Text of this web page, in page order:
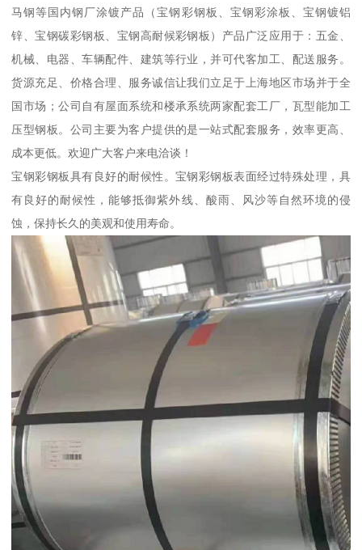
马钢等国内钢厂涂镀产品（宝钢彩钢板、宝钢彩涂板、宝钢镀铝
锌、宝钢碳彩钢板、宝钢高耐候彩钢板）产品广泛应用于：五金、
机械、电器、车辆配件、建筑等行业，并可代客加工、配送服务。
货源充足、价格合理、服务诚信让我们立足于上海地区市场并于全
国市场；公司自有屋面系统和楼承系统两家配套工厂，瓦型能加工
压型钢板。公司主要为客户提供的是一站式配套服务，效率更高、
成本更低。欢迎广大客户来电洽谈！
宝钢彩钢板具有良好的耐候性。宝钢彩钢板表面经过特殊处理，具
有良好的耐候性，能够抵御紫外线、酸雨、风沙等自然环境的侵
蚀，保持长久的美观和使用寿命。